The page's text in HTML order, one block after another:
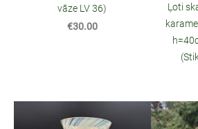
vāze LV 36)
€30.00
Ļoti